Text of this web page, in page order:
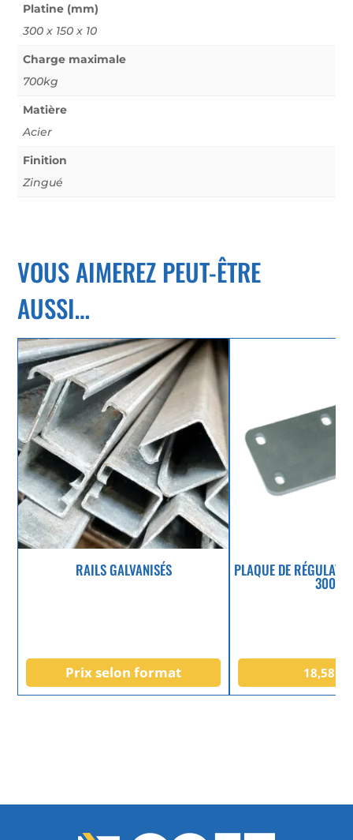
Platine (mm)
300 x 150 x 10
Charge maximale
700kg
Matière
Acier
Finition
Zingué
VOUS AIMEREZ PEUT-ÊTRE
AUSSI…
RAILS GALVANISÉS
Prix selon format
PLAQUE DE
18,58